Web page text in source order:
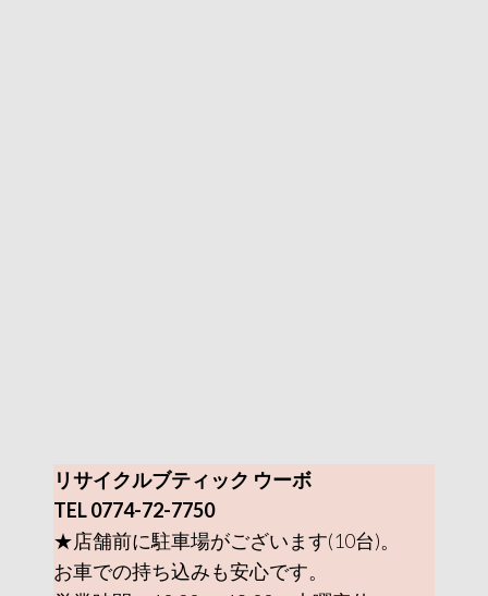
リサイクルブティック ウーボ
TEL 0774-72-7750
★店舗前に駐車場がございます(10台)。
お車での持ち込みも安心です。